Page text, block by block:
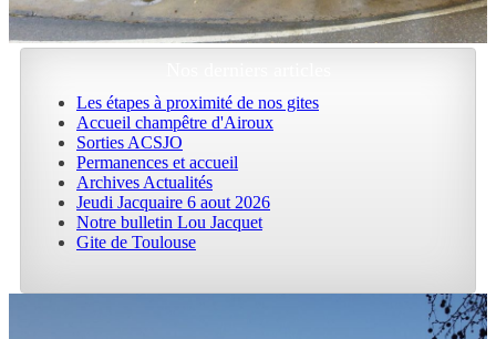
Les étapes à proximité de nos gites
Accueil champêtre d'Airoux
Sorties ACSJO
Permanences et accueil
Archives Actualités
Jeudi Jacquaire 6 aout 2026
Notre bulletin Lou Jacquet
Gite de Toulouse